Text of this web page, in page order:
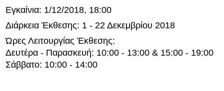
Εγκαίνια: 1/12/2018, 18:00
Διάρκεια Έκθεσης: 1 - 22 Δεκεμβρίου 2018
Ώρες Λειτουργίας Έκθεσης:
Δευτέρα - Παρασκευή: 10:00 - 13:00 & 15:00 - 19:00
Σάββατο: 10:00 - 14:00